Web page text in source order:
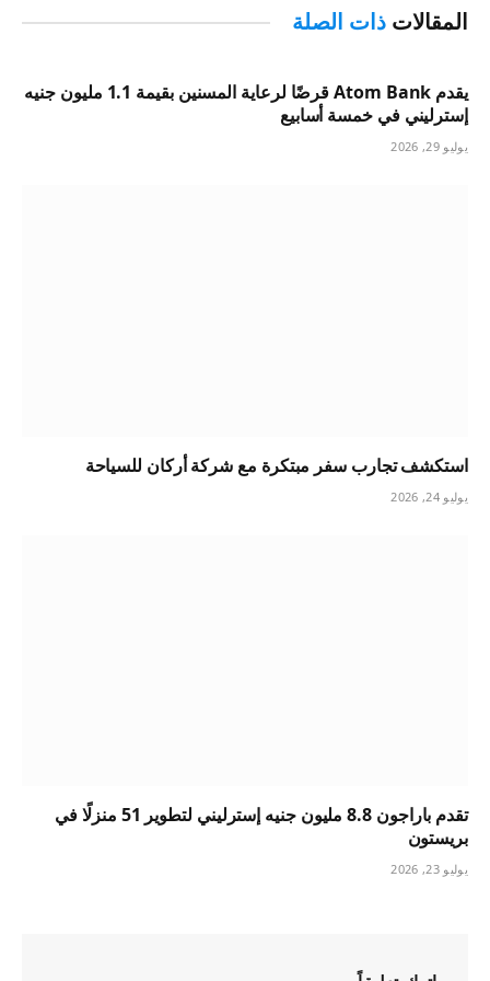
المقالات ذات الصلة
يقدم Atom Bank قرضًا لرعاية المسنين بقيمة 1.1 مليون جنيه
إسترليني في خمسة أسابيع
يوليو 29, 2026
استكشف تجارب سفر مبتكرة مع شركة أركان للسياحة
يوليو 24, 2026
تقدم باراجون 8.8 مليون جنيه إسترليني لتطوير 51 منزلًا في
بريستون
يوليو 23, 2026